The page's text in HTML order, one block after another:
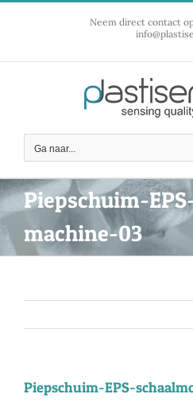
Neem direct contact
Ga naar...
Piepschuim-
machine-03
Piepschuim-EPS-